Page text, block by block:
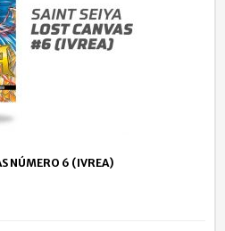
NÚMERO 6 (IVREA)